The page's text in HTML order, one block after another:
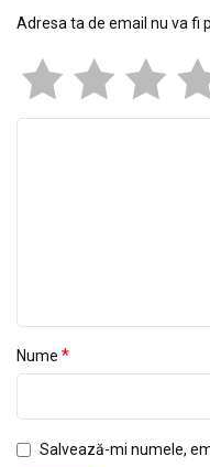
Adresa ta de email nu va fi
Nume *
Salvează-mi numele,